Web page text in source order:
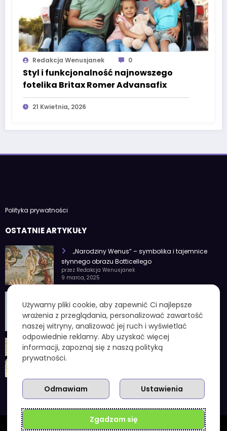
Redakcja Wenusjanek 0
Styl i funkcjonalność najnowszego
fotelika Britax Romer Advansafix
21 Kwietnia, 2026
Polityka prywatności
OSTATNIE ARTYKUŁY
„Narodziny Wenus” – symbolika i tajemnice
słynnego obrazu Botticellego
przez Redakcja Wenusjanek
9 marca, 2025
cechy osobowości
przez Redakcja Wenusjanek
4 lutego, 2025
1 kuna ile to zł – aktualny przelicznik, koniec
chorwackiej waluty i praktyczne wskazówki
przez Redakcja Wenusjanek
Wenusjanki.com.pl | Powered By
Używamy pliki cookie, aby zapewnić Ci najlepsze
wrażenia z przeglądania, personalizować zawartość
naszej witryny, analizować jej ruch i wyświetlać
odpowiednie reklamy. Aby uzyskać więcej
informacji, zapoznaj się z naszą polityką
prywatności.
Zgadzam się
Ustawienia
Odmawiam